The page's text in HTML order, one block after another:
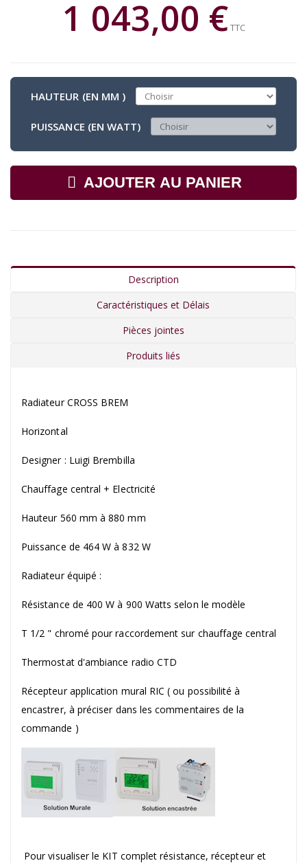
1 043,00 €TTC
HAUTEUR (EN MM )
PUISSANCE (EN WATT)
AJOUTER AU PANIER
Description
Caractéristiques et Délais
Pièces jointes
Produits liés
Radiateur CROSS BREM
Horizontal
Designer : Luigi Brembilla
Chauffage central + Electricité
Hauteur 560 mm à 880 mm
Puissance de 464 W à 832 W
Radiateur équipé :
Résistance de 400 W à 900 Watts selon le modèle
T 1/2 " chromé pour raccordement sur chauffage central
Thermostat d'ambiance radio CTD
Récepteur application mural RIC ( ou possibilité à
encastrer, à préciser dans les commentaires de la
commande )
Pour visualiser le KIT complet résistance, récepteur et